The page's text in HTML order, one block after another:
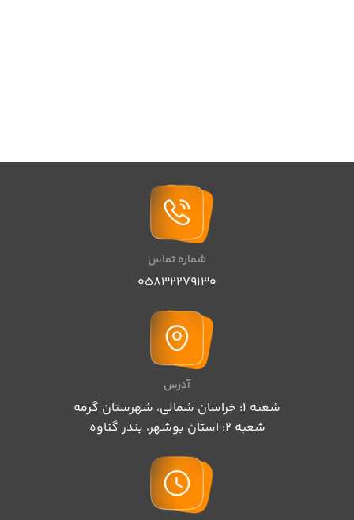
شماره تماس
05832279130
آدرس
شعبه 1: خراسان شمالی، شهرستان گرمه
شعبه 2: استان بوشهر، بندر گناوه